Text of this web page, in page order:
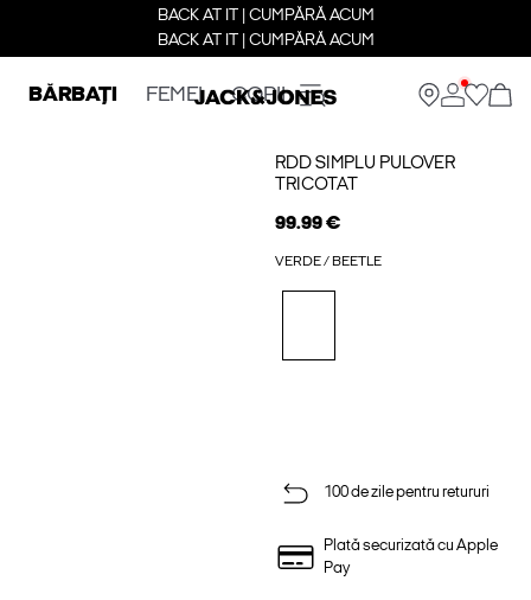
BACK AT IT | CUMPĂRĂ ACUM
BACK AT IT | CUMPĂRĂ ACUM
BĂRBAȚI FEMEI COPII
RDD SIMPLU PULOVER
TRICOTAT
99.99 €
VERDE / BEETLE
100 de zile pentru retururi
Plată securizată cu Apple
Pay